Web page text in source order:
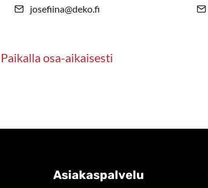
josefiina@deko.fi
Paikalla osa-aikaisesti
Asiakaspalvelu